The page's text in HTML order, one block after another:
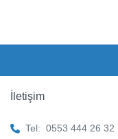
İletişim
Tel: 0553 444 26 32